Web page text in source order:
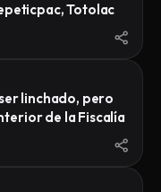
Totolac
linchado, pero
de la Fiscalía